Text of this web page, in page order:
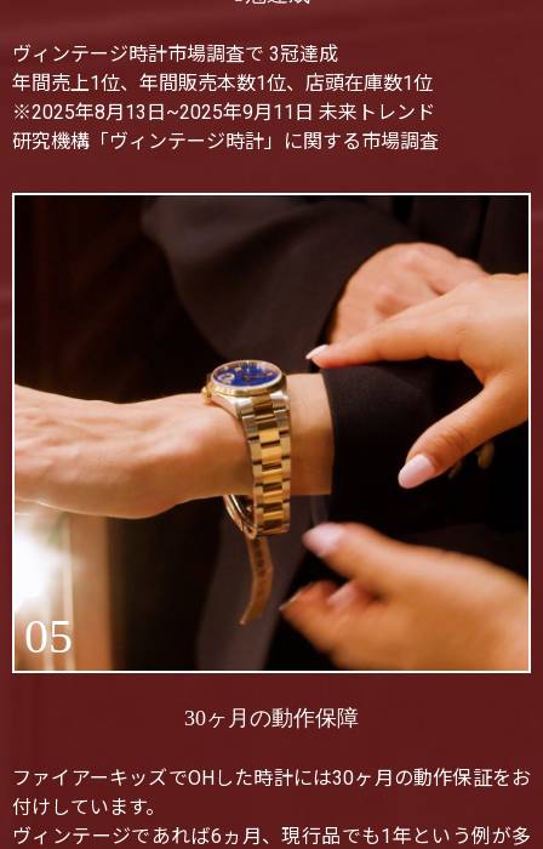
ヴィンテージ時計市場調査で 3冠達成
年間売上1位、年間販売本数1位、店頭在庫数1位
※2025年8月13日~2025年9月11日 未来トレンド
研究機構「ヴィンテージ時計」に関する市場調査
05
30ヶ月の動作保障
ファイアーキッズでOHした時計には30ヶ月の動作保証をお
付けしています。
ヴィンテージであれば6ヵ月、現行品でも1年という例が多